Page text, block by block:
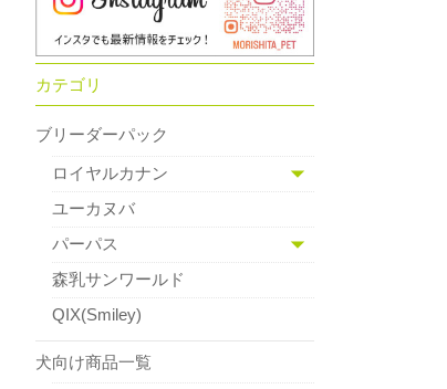
カテゴリ
ブリーダーパック
ロイヤルカナン
ユーカヌバ
パーパス
森乳サンワールド
QIX(Smiley)
犬向け商品一覧